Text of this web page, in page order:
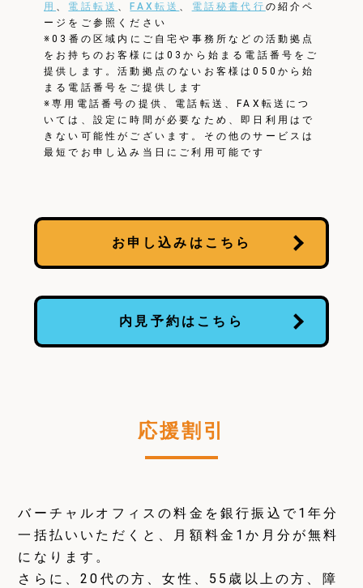
用 、 電話転送 、 FAX転送 、 電話秘書代行 の紹介ペ
ージをご参照ください
※03番の区域内にご自宅や事務所などの活動拠点
をお持ちのお客様には03から始まる電話番号をご
提供します。活動拠点のないお客様は050から始
まる電話番号をご提供します
※専用電話番号の提供、電話転送、FAX転送につ
いては、設定に時間が必要なため、即日利用はで
きない可能性がございます。その他のサービスは
最短でお申し込み当日にご利用可能です
お申し込みはこちら
内見予約はこちら
応援割引
バーチャルオフィスの料金を銀行振込で1年分
一括払いいただくと、月額料金1か月分が無料
になります。
さらに、20代の方、女性、55歳以上の方、障